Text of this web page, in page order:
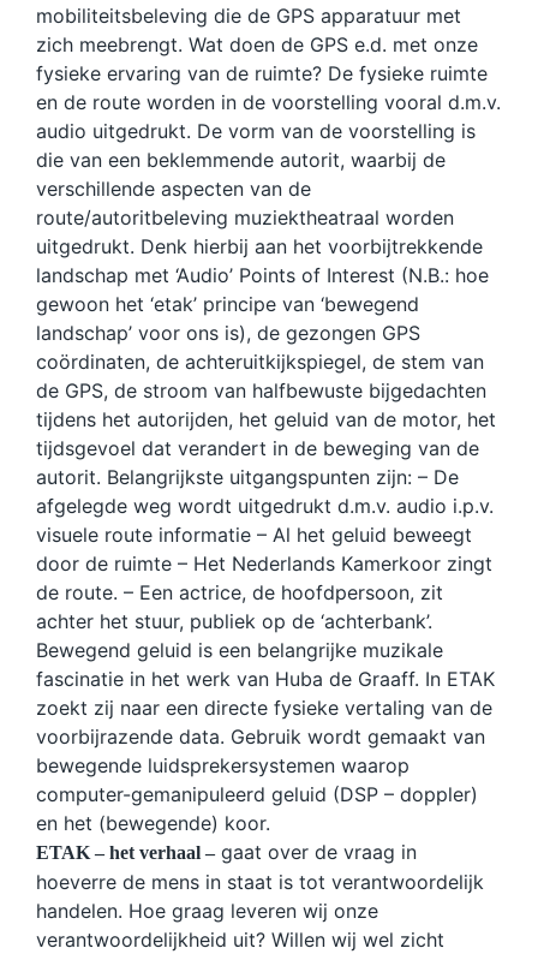
mobiliteitsbeleving die de GPS apparatuur met
zich meebrengt. Wat doen de GPS e.d. met onze
fysieke ervaring van de ruimte? De fysieke ruimte
en de route worden in de voorstelling vooral d.m.v.
audio uitgedrukt. De vorm van de voorstelling is
die van een beklemmende autorit, waarbij de
verschillende aspecten van de
route/autoritbeleving muziektheatraal worden
uitgedrukt. Denk hierbij aan het voorbijtrekkende
landschap met ‘Audio’ Points of Interest (N.B.: hoe
gewoon het ‘etak’ principe van ‘bewegend
landschap’ voor ons is), de gezongen GPS
coördinaten, de achteruitkijkspiegel, de stem van
de GPS, de stroom van halfbewuste bijgedachten
tijdens het autorijden, het geluid van de motor, het
tijdsgevoel dat verandert in de beweging van de
autorit. Belangrijkste uitgangspunten zijn: – De
afgelegde weg wordt uitgedrukt d.m.v. audio i.p.v.
visuele route informatie – Al het geluid beweegt
door de ruimte – Het Nederlands Kamerkoor zingt
de route. – Een actrice, de hoofdpersoon, zit
achter het stuur, publiek op de ‘achterbank’.
Bewegend geluid is een belangrijke muzikale
fascinatie in het werk van Huba de Graaff. In ETAK
zoekt zij naar een directe fysieke vertaling van de
voorbijrazende data. Gebruik wordt gemaakt van
bewegende luidsprekersystemen waarop
computer-gemanipuleerd geluid (DSP – doppler)
en het (bewegende) koor.
ETAK – het verhaal –gaat over de vraag in
hoeverre de mens in staat is tot verantwoordelijk
handelen. Hoe graag leveren wij onze
verantwoordelijkheid uit? Willen wij wel zicht